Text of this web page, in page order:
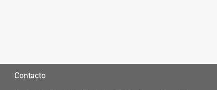
Contacto